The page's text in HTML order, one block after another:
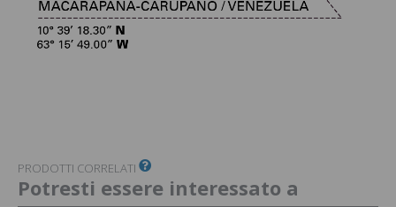
PRODOTTI CORRELATI
Potresti essere interessato a